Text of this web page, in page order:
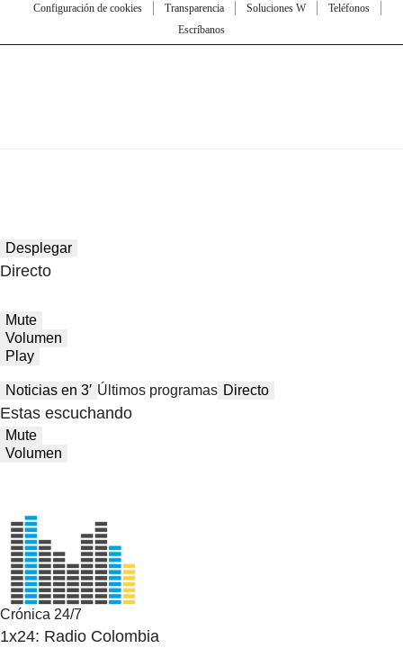
Configuración de cookies
Transparencia Soluciones W
Teléfonos
Escríbanos
Desplegar
Directo
Mute
Volumen
Play
Noticias en 3′ Últimos programas Directo
Estas escuchando
Mute
Volumen
Crónica 24/7
1x24: Radio Colombia